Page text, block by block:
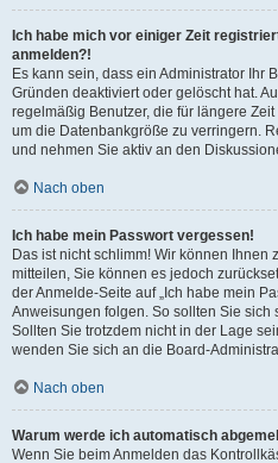
Ich habe mich vor einiger Zeit
anmelden?!
Es kann sein, dass ein Administrator Ihr
Gründen deaktiviert oder gelöscht hat.
regelmäßig Benutzer, die für längere
um die Datenbankgröße zu verringern.
und nehmen Sie aktiv an den
Nach oben
Ich habe mein Passwort vergessen!
Das ist nicht schlimm! Wir können Ihnen
mitteilen, Sie können es jedoch
der Anmelde-Seite auf „Ich habe mein
Anweisungen folgen. So sollten Sie
Sollten Sie trotzdem nicht in der Lage
wenden Sie sich an die Board-
Nach oben
Warum werde ich automatisch
Wenn Sie beim Anmelden das